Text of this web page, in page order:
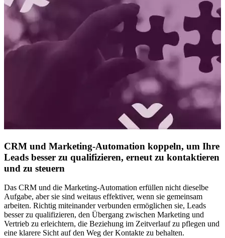
CRM und Marketing-Automation koppeln, um Ihre
Leads besser zu qualifizieren, erneut zu kontaktieren
und zu steuern
Das CRM und die Marketing-Automation erfüllen nicht dieselbe
Aufgabe, aber sie sind weitaus effektiver, wenn sie gemeinsam
arbeiten. Richtig miteinander verbunden ermöglichen sie, Leads
besser zu qualifizieren, den Übergang zwischen Marketing und
Vertrieb zu erleichtern, die Beziehung im Zeitverlauf zu pflegen und
eine klarere Sicht auf den Weg der Kontakte zu behalten.